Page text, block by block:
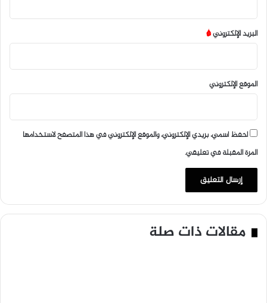
البريد الإلكتروني*
الموقع الإلكتروني
احفظ اسمي، بريدي الإلكتروني، والموقع الإلكتروني في هذا المتصفح لاستخدامها
المرة المقبلة في تعليقي.
مقالات ذات صلة